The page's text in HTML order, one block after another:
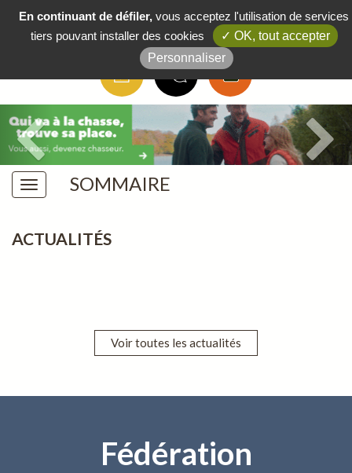
Boutique / FAQ / Actus / Contact
SOMMAIRE
ACTUALITÉS
Voir toutes les actualités
Fédération
En continuant de défiler, vous acceptez l'utilisation de services
tiers pouvant installer des cookies
✓ OK, tout accepter
Personnaliser